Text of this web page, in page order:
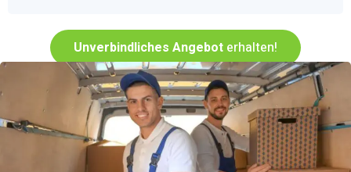
Unverbindliches Angebot erhalten!